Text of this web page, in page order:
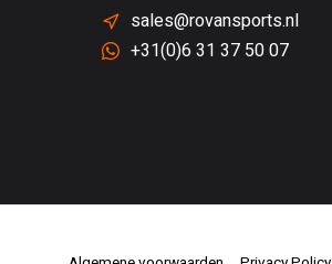
sales@rovansports.nl
+31(0)6 31 37 50 07